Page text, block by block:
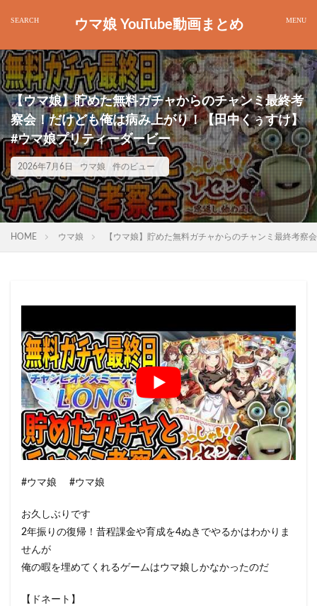
ウマ娘 YouTube動画まとめ
【ウマ娘】貯めた無料ガチャからのチャンミ最終考
察会！だけども俺は病み上がり！【田中くぅすけ】
#ウマ娘プリティーダービー
2026年7月6日 ウマ娘 件のビュー
HOME ウマ娘 【ウマ娘】貯めた無料ガチャからのチャンミ最終考
#ウマ娘 #ウマ娘
お久しぶりです
2年振りの復帰！昔程課金や育成を4ぬきでやるかはわかりま
せんが
俺の暇を埋めてくれるゲームはウマ娘しかなかったのだ
【ドネート】